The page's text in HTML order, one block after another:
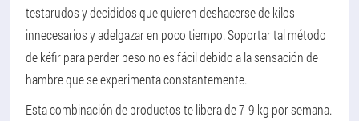
testarudos y decididos que quieren deshacerse de kilos
innecesarios y adelgazar en poco tiempo. Soportar tal método
de kéfir para perder peso no es fácil debido a la sensación de
hambre que se experimenta constantemente.
Esta combinación de productos te libera de 7-9 kg por semana.